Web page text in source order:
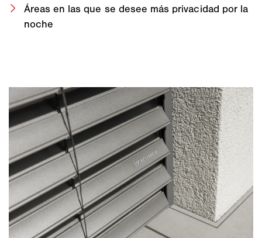
Áreas en las que se desee más privacidad por la
noche